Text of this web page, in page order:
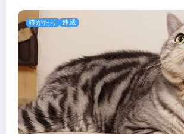
猫がたり 連載